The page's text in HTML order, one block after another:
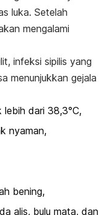
luka. Setelah
mengalami
infeksi sipilis yang
menunjukkan gejala
lebih dari 38,3°C,
nyaman,
bening,
alis, bulu mata, dan